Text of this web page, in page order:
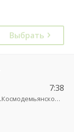
Выбрать
7:38
Памятник А.Космодемьянскому(Балтийское шоссе) трасса